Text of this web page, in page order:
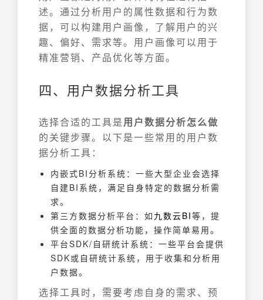
述。通过分析用户的属性数据和行为数
据，可以构建用户画像，了解用户的兴
趣、偏好、需求等。用户画像可以用于
精准营销、产品优化等方面。
四、用户数据分析工具
选择合适的工具是用户数据分析怎么做
的关键步骤。以下是一些常用的用户数
据分析工具：
内嵌式BI分析系统：一些大型企业会选择
自建BI系统，满足自身特定的数据分析需
求。
第三方数据分析平台：如 九数云BI等，提
供全面的数据分析功能，操作简单易用。
平台SDK/自研统计系统：一些平台会提供
SDK或自研统计系统，用于收集和分析用
户数据。
选择工具时，需要考虑自身的需求、预